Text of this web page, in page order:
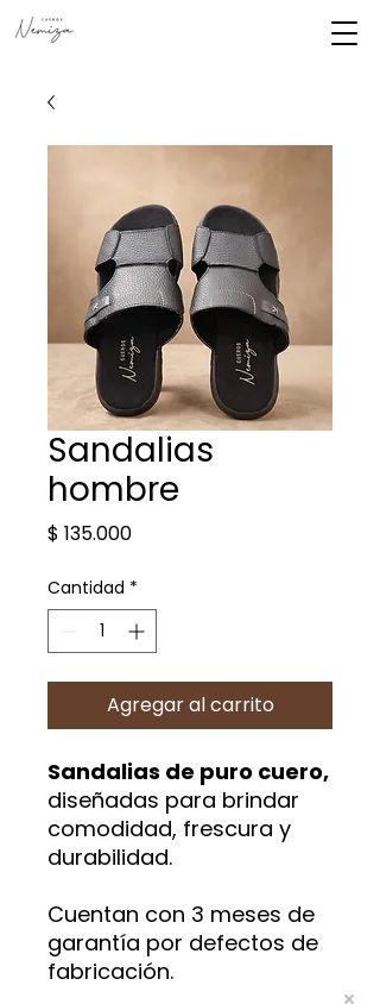
Sandalias
hombre
$ 135.000Precio
Cantidad *
Agregar al carrito
Sandalias de puro cuero,
diseñadas para brindar
comodidad, frescura y
durabilidad.
Cuentan con 3 meses de
garantía por defectos de
fabricación.